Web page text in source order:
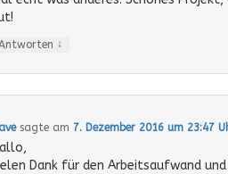
↓
sagte am 7. Dezember 2016 um 23:47
Dank für den Arbeitsaufwand